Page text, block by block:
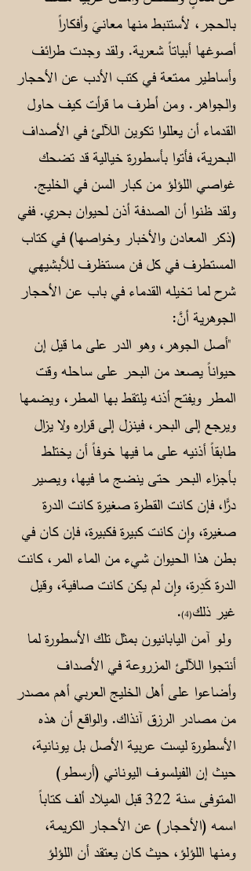
بالحجر، لأستنبط منها معانيَ وأفكاراً
أصوغها أبياتاً شعرية. ولقد وجدت طرائف
وأساطير ممتعة في كتب الأدب عن الأحجار
والجواهر. ومن أطرف ما قرأت كيف حاول
القدماء أن يعللوا تكوين اللآلئ في الأصداف
البحرية، فأتوا بأسطورة خيالية قد تضحك
غواصي اللؤلؤ من كبار السن في الخليج.
ولقد ظنوا أن الصدفة أذن لحيوان بحري. ففي
(ذكر المعادن والأخبار وخواصها) في كتاب
المستطرف في كل فن مستظرف للأبشيهي
شرح لما تخيله القدماء في باب عن الأحجار
الجوهرية أنَّ:
"أصل الجوهر، وهو الدر على ما قيل إن
حيواناً يصعد من البحر على ساحله وقت
المطر ويفتح أذنه يلتقط بها المطر، ويضمها
ويرجع إلى البحر، فينزل إلى قراره ولا يزال
طابقاً أذنيه على ما فيها خوفاً أن يختلط
بأجزاء البحر حتى ينضج ما فيها، ويصير
درًّا، فإن كانت القطرة صغيرة كانت الدرة
صغيرة، وإن كانت كبيرة فكبيرة، فإن كان في
بطن هذا الحيوان شيء من الماء المر، كانت
الدرة كَدِرة، وإن لم يكن كانت صافية، وقيل
غير ذلك(4)
.
ولو آمن اليابانيون بمثل تلك الأسطورة لما
أنتجوا اللآلئ المزروعة في الأصداف
وأضاعوا على أهل الخليج العربي أهم مصدر
من مصادر الرزق آنذاك. والواقع أن هذه
الأسطورة ليست عربية الأصل بل يونانية،
حيث إن الفيلسوف اليوناني (أرسطو)
المتوفى سنة 322 قبل الميلاد ألف كتاباً
اسمه (الأحجار) عن الأحجار الكريمة،
ومنها اللؤلؤ، حيث كان يعتقد أن اللؤلؤ